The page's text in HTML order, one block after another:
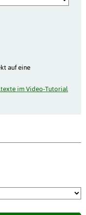
auf eine
im Video-Tutorial